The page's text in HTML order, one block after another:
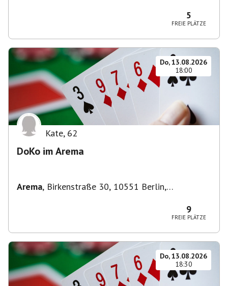
5
FREIE PLÄTZE
Do, 13.08.2026
18:00
Kate, 62
DoKo im Arema
Arema, Birkenstraße 30, 10551 Berlin,
9
FREIE PLÄTZE
Do, 13.08.2026
18:30